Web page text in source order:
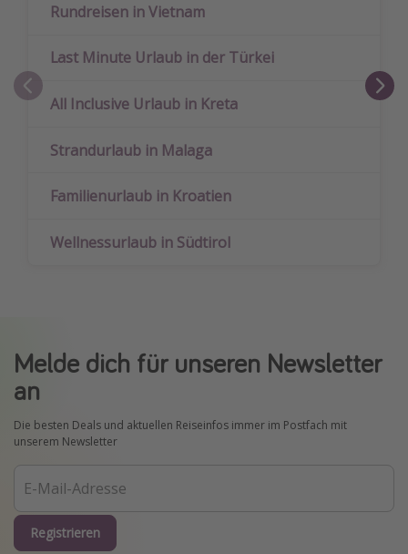
Rundreisen in Vietnam
Last Minute Urlaub in der Türkei
All Inclusive Urlaub in Kreta
Strandurlaub in Malaga
Familienurlaub in Kroatien
Wellnessurlaub in Südtirol
Melde dich für unseren Newsletter
an
Die besten Deals und aktuellen Reiseinfos immer im Postfach mit
unserem Newsletter
Registrieren